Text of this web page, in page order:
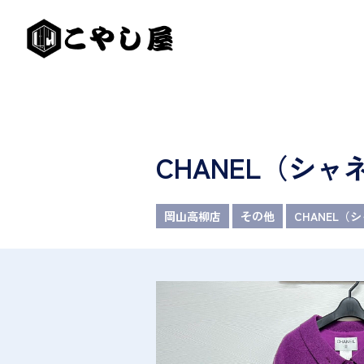
CHANEL（シャ
岡山高柳店 その他 CHANEL（